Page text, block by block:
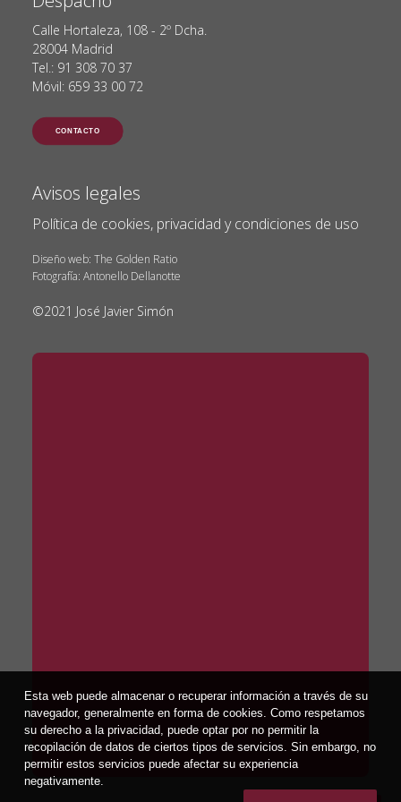
Calle Hortaleza, 108 - 2º Dcha.
28004 Madrid
Tel.: 91 308 70 37
Móvil: 659 33 00 72
CONTACTO
Avisos legales
Política de cookies, privacidad y condiciones de uso
Diseño web: The Golden Ratio
Fotografía: Antonello Dellanotte
©2021 José Javier Simón
Esta web puede almacenar o recuperar información a través de su
navegador, generalmente en forma de cookies. Como respetamos
su derecho a la privacidad, puede optar por no permitir la
recopilación de datos de ciertos tipos de servicios. Sin embargo, no
permitir estos servicios puede afectar su experiencia
negativamente.